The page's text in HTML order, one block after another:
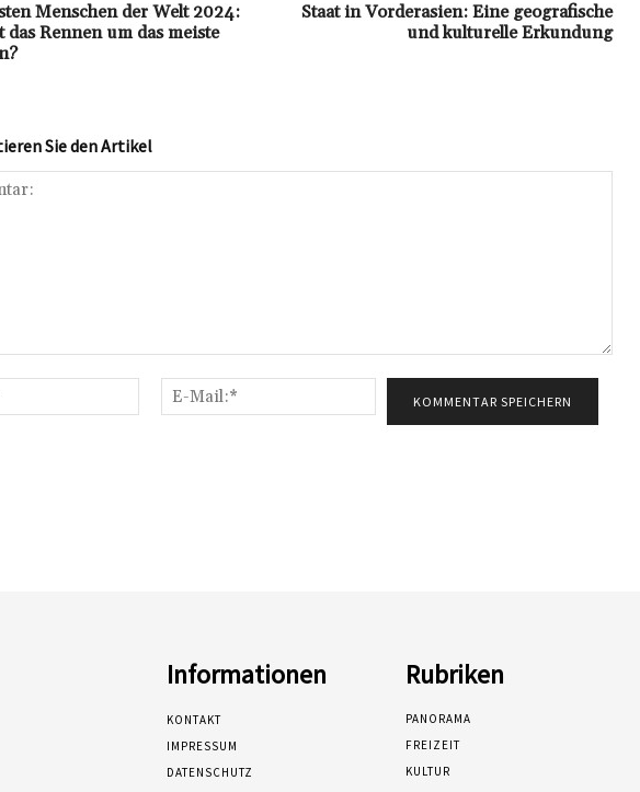
Menschen der Welt 2024:
Rennen um das meiste
Staat in Vorderasien: Eine geografische
und kulturelle Erkundung
Sie den Artikel
Name:*
Mail:*
Informationen
KONTAKT
IMPRESSUM
DATENSCHUTZ
Rubriken
PANORAMA
FREIZEIT
KULTUR